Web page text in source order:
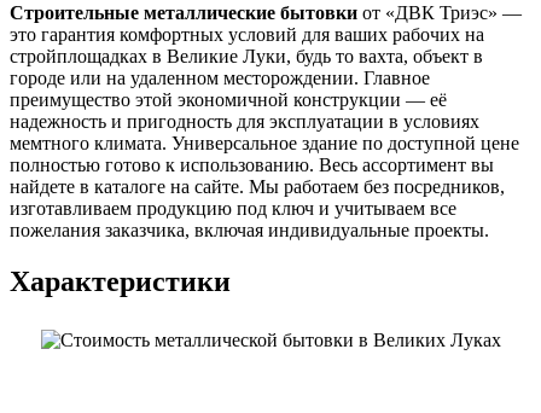
Строительные металлические бытовки от «ДВК Триэс» —
это гарантия комфортных условий для ваших рабочих на
стройплощадках в Великие Луки, будь то вахта, объект в
городе или на удаленном месторождении. Главное
преимущество этой экономичной конструкции — её
надежность и пригодность для эксплуатации в условиях
мемтного климата. Универсальное здание по доступной цене
полностью готово к использованию. Весь ассортимент вы
найдете в каталоге на сайте. Мы работаем без посредников,
изготавливаем продукцию под ключ и учитываем все
пожелания заказчика, включая индивидуальные проекты.
Характеристики